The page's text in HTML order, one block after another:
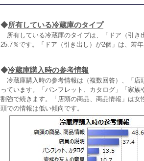
◆所有している冷蔵庫のタイプ
所有している冷蔵庫のタイプは、「ドア（引き
25.7％です。「ドア（引き出し）が2個」は、若
◆冷蔵庫購入時の参考情報
冷蔵庫購入時の参考情報は（複数回答）、「店
っています。「パンフレット、カタログ」「家
割強で続きます。「店頭の商品、商品情報」は
頭での情報は低い傾向です。